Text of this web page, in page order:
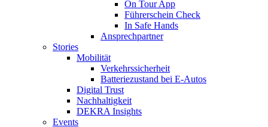
On Tour App
Führerschein Check
In Safe Hands
Ansprechpartner
Stories
Mobilität
Verkehrssicherheit
Batteriezustand bei E-Autos
Digital Trust
Nachhaltigkeit
DEKRA Insights
Events